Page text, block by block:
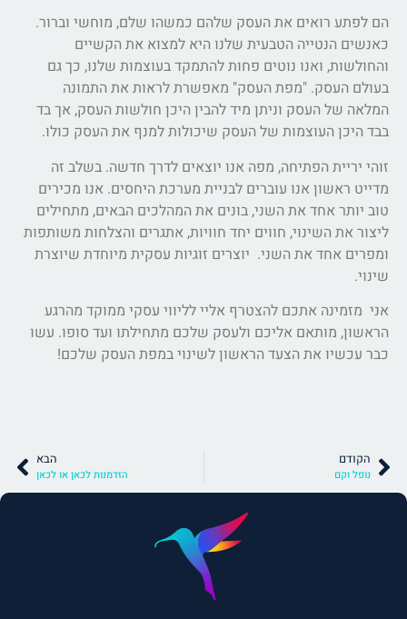
הם לפתע רואים את העסק שלהם כמשהו שלם, מוחשי וברור.
כאנשים הנטייה הטבעית שלנו היא למצוא את הקשיים
והחולשות, ואנו נוטים פחות להתמקד בעוצמות שלנו, כך גם
בעולם העסק. "מפת העסק" מאפשרת לראות את התמונה
המלאה של העסק וניתן מיד להבין היכן חולשות העסק, אך בד
בבד היכן העוצמות של העסק שיכולות למנף את העסק כולו.
זוהי יריית הפתיחה, מפה אנו יוצאים לדרך חדשה. בשלב זה
מדייט ראשון אנו עוברים לבניית מערכת היחסים. אנו מכירים
טוב יותר אחד את השני, בונים את המהלכים הבאים, מתחילים
ליצור את השינוי, חווים יחד חוויות, אתגרים והצלחות משותפות
ומפרים אחד את השני. יוצרים זוגיות עסקית מיוחדת שיוצרת
שינוי.
אני מזמינה אתכם להצטרף אליי לליווי עסקי ממוקד מהרגע
הראשון, מותאם אליכם ולעסק שלכם מתחילתו ועד סופו. עשו
כבר עכשיו את הצעד הראשון לשינוי במפת העסק שלכם!
הקודם
נופל וקם
הבא
הזדמנות לכאן או לכאן